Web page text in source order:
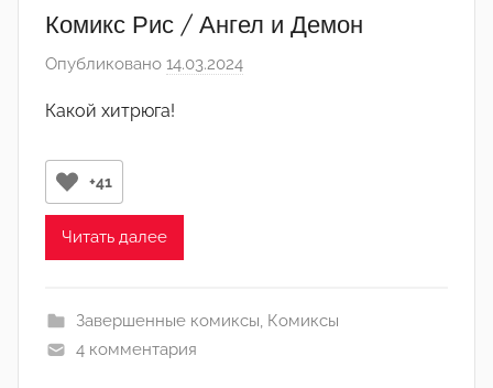
Комикс Рис / Ангел и Демон
Опубликовано 14.03.2024
d
Какой хитрюга!
+41
Читать далее
Завершенные комиксы Комиксы
4 комментария